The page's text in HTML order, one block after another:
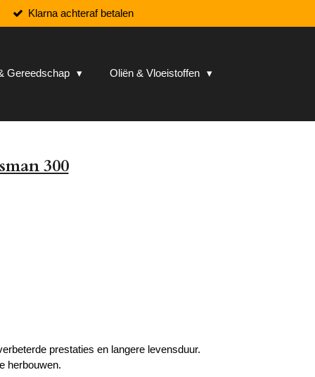
Klarna achteraf betalen
Gereedschap
Oliën & Vloeistoffen
300
prestaties en langere levensduur.
herbouwen.